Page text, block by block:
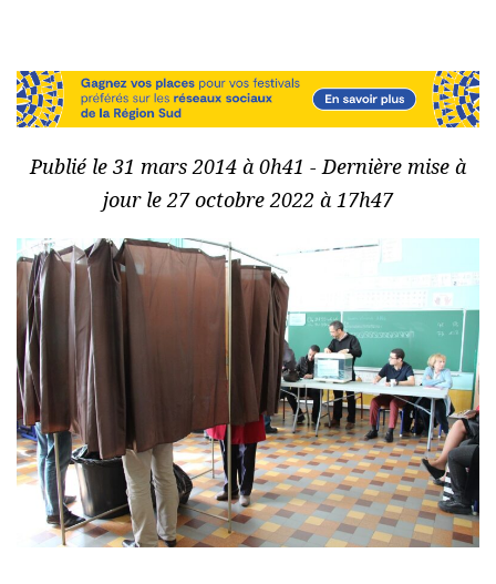
Publié le 31 mars 2014 à 0h41 - Dernière mise à
jour le 27 octobre 2022 à 17h47